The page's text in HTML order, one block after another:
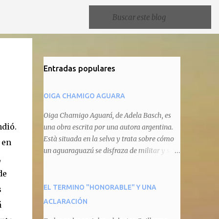
Entradas populares
OIGA CHAMIGO AGUARA
Oiga Chamigo Aguará, de Adela Basch, es
una obra escrita por una autora argentina.
Està situada en la selva y trata sobre cómo
un aguaraguazú se disfraza de militar y se
animal que pretenda circular por ahí. En
primera instancia aparece Teteu, el tero,
EL TERMINO "HONORABLE" Y UNA
ACLARACIÓN